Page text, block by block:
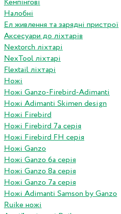
Кемпінгові
Налобні
Ел живлення та зарядні пристрої
Аксесуари до ліхтарів
Nextorch ліхтарі
NexTool ліхтарі
Flextail ліхтарі
Ножі
Ножі Ganzo-Firebird-Adimanti
Ножі Adimanti Skimen design
Ножі Firebird
Ножі Firebird 7а серія
Ножі Firebird FH серія
Ножі Ganzo
Ножі Ganzo 6а серія
Ножі Ganzo 8а серія
Ножі Ganzo 7а серія
Ножі Adimanti Samson by Ganzo
Ruike ножі